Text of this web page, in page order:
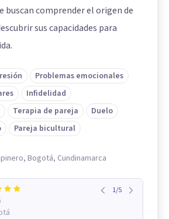
buscan comprender el origen de
sus capacidades para
Problemas emocionales
Infidelidad
Terapia de pareja
Duelo
Pareja bicultural
Bogotá, Cundinamarca
1/5